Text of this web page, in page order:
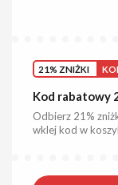
21% ZNIŻKI
Kod rabatowy
Odbierz 21%
wklej kod w